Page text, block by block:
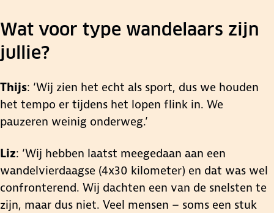
Wat voor type wandelaars zijn
jullie?
Thijs: ‘Wij zien het echt als sport, dus we houden
het tempo er tijdens het lopen flink in. We
pauzeren weinig onderweg.’
Liz: ‘Wij hebben laatst meegedaan aan een
wandelvierdaagse (4x30 kilometer) en dat was wel
confronterend. Wij dachten een van de snelsten te
zijn, maar dus niet. Veel mensen – soms een stuk